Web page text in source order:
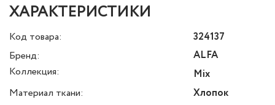
ХАРАКТЕРИСТИКИ
Код товара:
324137
Бренд:
ALFA
Коллекция:
Mix
Материал ткани:
Хлопок